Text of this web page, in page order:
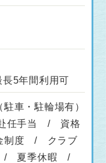
5年間利用可
車・駐輪場有）
任手当 / 資格
制度 / クラブ
/ 夏季休暇 /